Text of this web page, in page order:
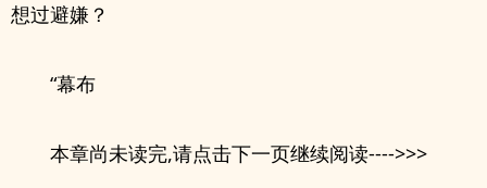
想过避嫌？
“幕布
本章尚未读完,请点击下一页继续阅读---->>>